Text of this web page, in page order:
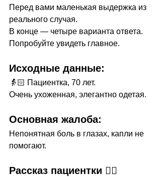
Перед вами маленькая выдержка из
реального случая.
В конце — четыре варианта ответа.
Попробуйте увидеть главное.
Исходные данные:
👵🏻 Пациентка, 70 лет.
Очень ухоженная, элегантно одетая.
Основная жалоба:
Непонятная боль в глазах, капли не
помогают.
Рассказ пациентки 👇🏻